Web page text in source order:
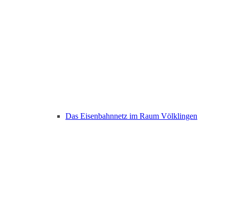
Das Eisenbahnnetz im Raum Völklingen